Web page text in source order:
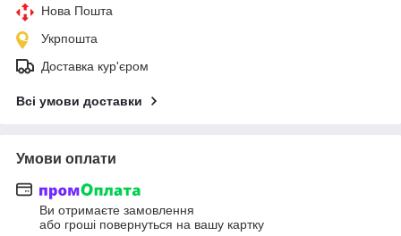
Нова Пошта
Укрпошта
Доставка кур'єром
Всі умови доставки
Умови оплати
Ви отримаєте замовлення
або гроші повернуться на вашу картку